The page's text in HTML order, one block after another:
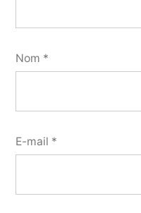
Nom *
E-mail *